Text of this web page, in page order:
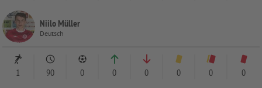
Niilo Müller
Deutsch
1 90 0 0 0 0 0 0